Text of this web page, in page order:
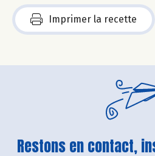
Imprimer la recette
Restons en contact,